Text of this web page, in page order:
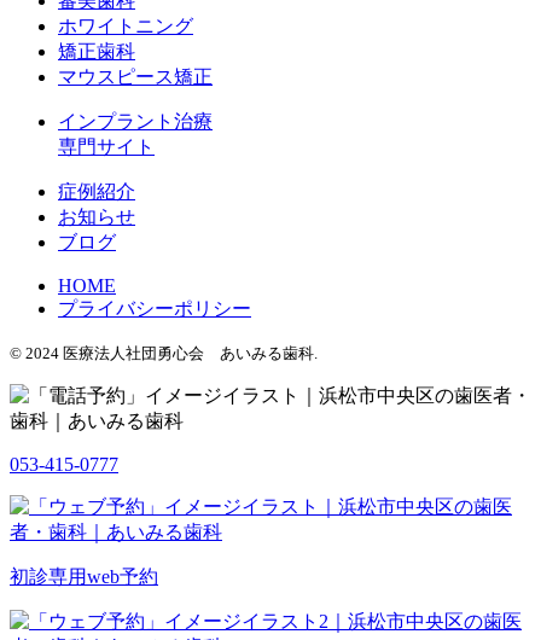
ホワイトニング
矯正歯科
マウスピース矯正
インプラント治療
専門サイト
症例紹介
お知らせ
ブログ
HOME
プライバシーポリシー
© 2024 医療法人社団勇心会 あいみる歯科.
053-415-0777
初診専用web予約